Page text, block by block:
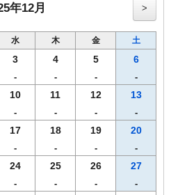
（約150タイトル／1日1，000
期滞在にも便利。
年12月 >
水 木 金 土
3
-
4
-
5
-
6
-
10
-
11
-
12
-
13
-
17
-
18
-
19
-
20
-
24
-
25
-
26
-
27
-